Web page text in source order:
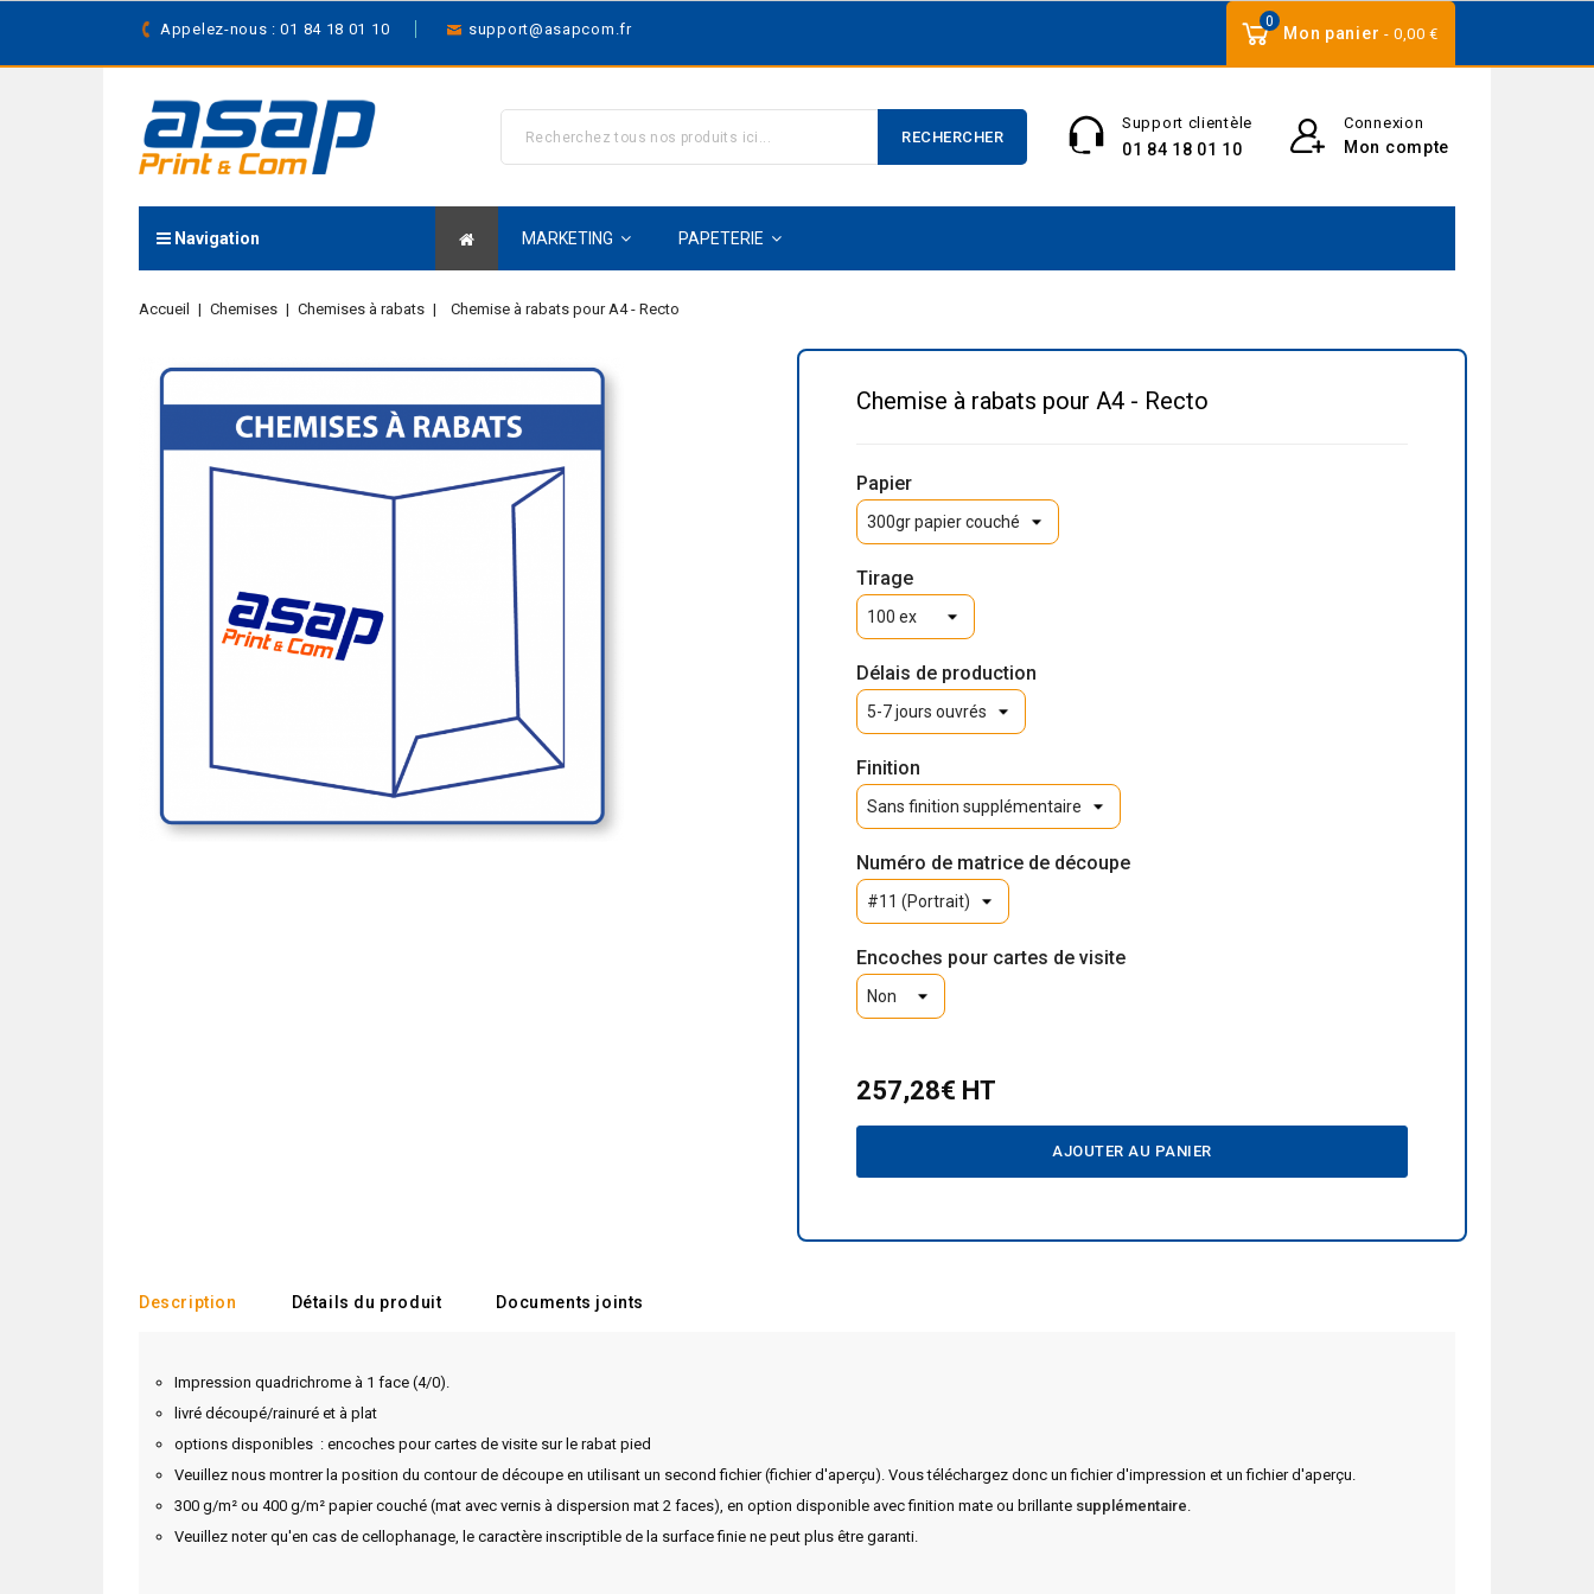
Appelez-nous : 01 84 18 01 10 support@asapcom.fr Mon panier - 0,00 €
0
Connexion
Mon compte
Support clientèle
01 84 18 01 10
RECHERCHER
Navigation MARKETING PAPETERIE
Accueil Chemises Chemises à rabats Chemise à rabats pour A4 - Recto
Chemise à rabats pour A4 - Recto
Papier
Tirage
Délais de production
Finition
Numéro de matrice de découpe
Encoches pour cartes de visite
257,28€ HT
AJOUTER AU PANIER
Description Détails du produit Documents joints
Impression quadrichrome à 1 face (4/0).
livré découpé/rainuré et à plat
options disponibles : encoches pour cartes de visite sur le rabat pied
Veuillez nous montrer la position du contour de découpe en utilisant un second fichier (fichier d'aperçu). Vous téléchargez donc un fichier d'impression et un fichier d'aperçu.
300 g/m² ou 400 g/m² papier couché (mat avec vernis à dispersion mat 2 faces), en option disponible avec finition mate ou brillante supplémentaire.
Veuillez noter qu'en cas de cellophanage, le caractère inscriptible de la surface finie ne peut plus être garanti.